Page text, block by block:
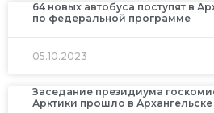
64 новых автобуса поступят в
по федеральной программе
05.10.2023
Заседание президиума
Арктики прошло в Архангельске